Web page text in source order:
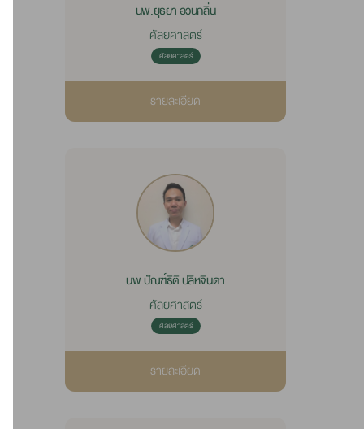
นพ.ยุธยา อวนกลิ่น
ศัลยศาสตร์
ศัลยศาสตร์
รายละเอียด
นพ.ปัณฑ์ธิติ ปลีหจินดา
ศัลยศาสตร์
ศัลยศาสตร์
รายละเอียด